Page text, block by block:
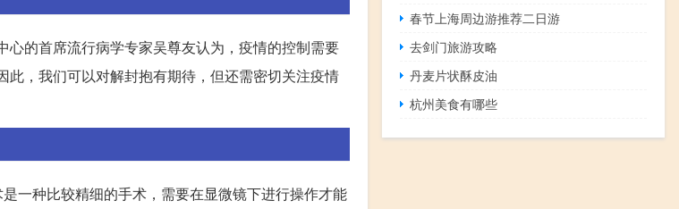
的首席流行病学专家吴尊友认为，疫情的控制需要
，我们可以对解封抱有期待，但还需密切关注疫情
一种比较精细的手术，需要在显微镜下进行操作才能
春节上海周边游推荐二日游
去剑门旅游攻略
丹麦片状酥皮油
杭州美食有哪些